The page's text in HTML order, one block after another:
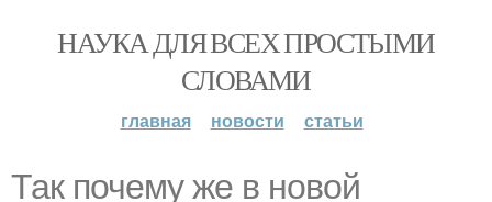
НАУКА ДЛЯ ВСЕХ ПРОСТЫМИ
СЛОВАМИ
главная новости статьи
Так почему же в новой